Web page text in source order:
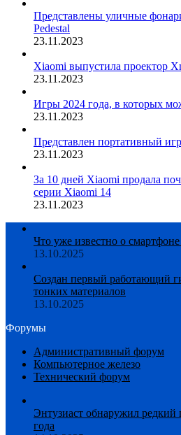
Представлены уличные
Pedestal
23.11.2023
Xiaomi выпустила проектор
23.11.2023
Игры 2024 года, в которых
23.11.2023
Представлен портативный
23.11.2023
За 10 дней Xiaomi продала
серии Xiaomi 14
23.11.2023
Что уже известно о
13.10.2025
Создан первый работающий
тонких материалов
13.10.2025
Форумы
Административный форум
Компьютерное железо
Технический форум
Энтузиаст обнаружил редкий
года